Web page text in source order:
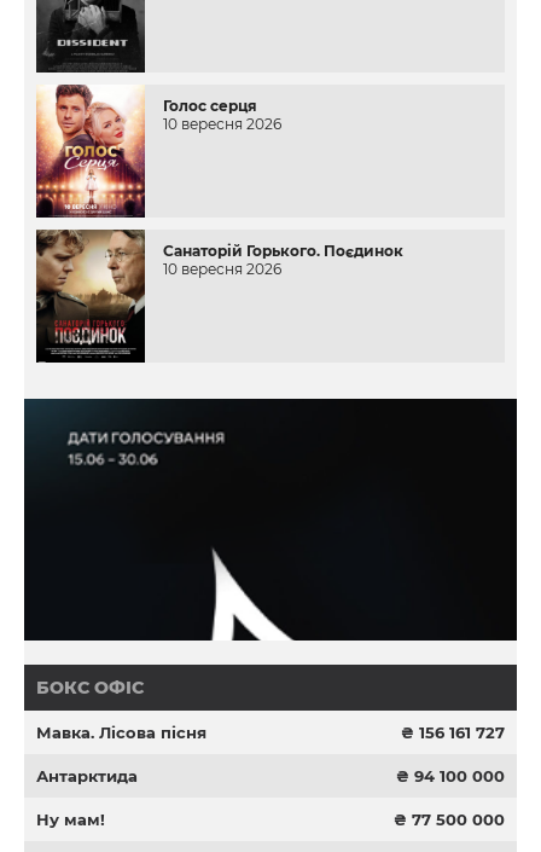
Голос серця
10 вересня 2026
Санаторій Горького. Поєдинок
10 вересня 2026
БОКС ОФІС
Мавка. Лісова пісня ₴ 156 161 727
Антарктида ₴ 94 100 000
Ну мам! ₴ 77 500 000